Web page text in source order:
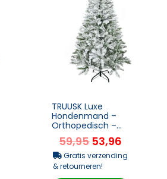
TRUUSK Luxe
Hondenmand –
Orthopedisch –
Memory Foam –
Wasbaar –
Comfortabele...
59,9553,96
Gratis verzending
& retourneren!